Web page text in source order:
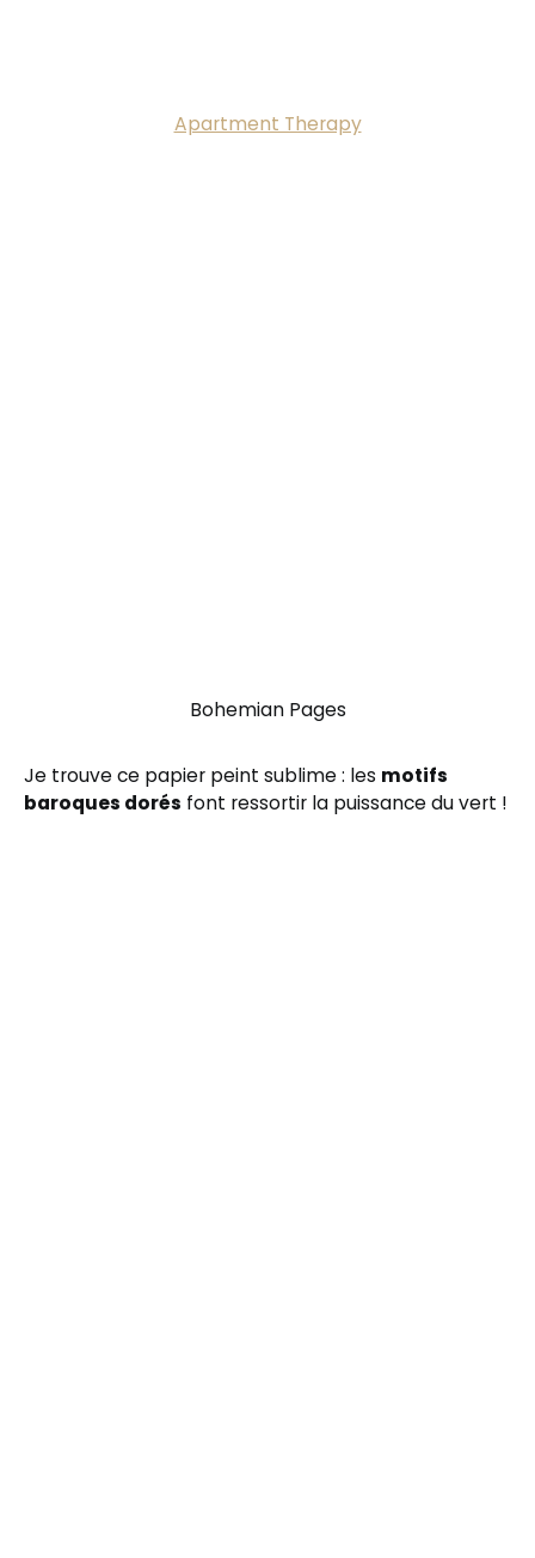
Apartment Therapy
Bohemian Pages
Je trouve ce papier peint sublime : les motifs
baroques dorés font ressortir la puissance du vert !